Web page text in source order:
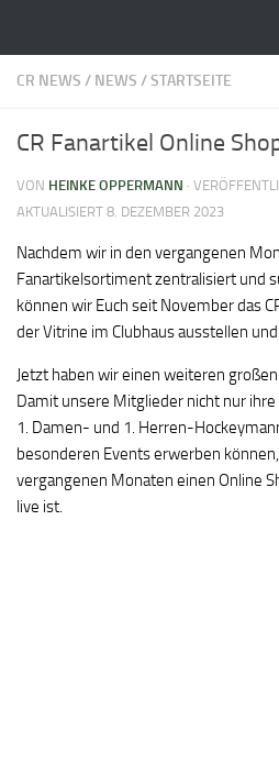
CR NEWS / NEWS /STARTSEITE
CR Fanartikel Online
VON HEINKE OPPERMANN ·
AKTUALISIERT 8. DEZEMBER 2023
Nachdem wir in den vergangenen
Fanartikelsortiment zentralisiert und
können wir Euch seit November das
der Vitrine im Clubhaus ausstellen
Jetzt haben wir einen weiteren
Damit unsere Mitglieder nicht nur
1. Damen- und 1. Herren-
besonderen Events erwerben
vergangenen Monaten einen Online
live ist.